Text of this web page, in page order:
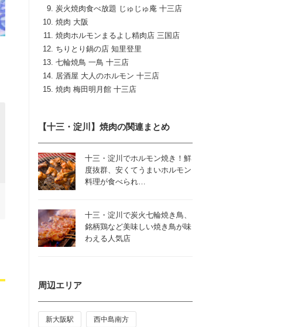
炭火焼肉食べ放題 じゅじゅ庵 十三店
焼肉 大阪
焼肉ホルモンまるよし精肉店 三国店
ちりとり鍋の店 知里登里
七輪焼鳥 一鳥 十三店
居酒屋 大人のホルモン 十三店
焼肉 梅田明月館 十三店
【十三・淀川】焼肉の関連まとめ
十三・淀川でホルモン焼き！鮮
度抜群、安くてうまいホルモン
料理が食べられ…
十三・淀川で炭火七輪焼き鳥、
銘柄鶏など美味しい焼き鳥が味
わえる人気店
周辺エリア
新大阪駅 西中島南方